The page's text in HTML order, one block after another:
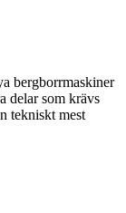
bergborrmaskiner
delar som krävs
tekniskt mest